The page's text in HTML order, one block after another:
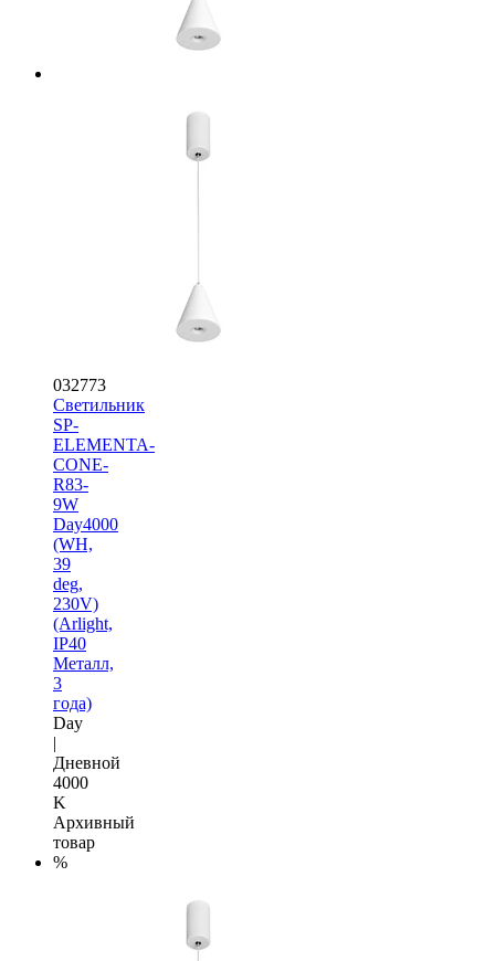
032773
Светильник
SP-
ELEMENTA-
CONE-
R83-
9W
Day4000
(WH,
39
deg,
230V)
(Arlight,
IP40
Металл,
3
года)
Day
|
Дневной
4000
K
Архивный
товар
%